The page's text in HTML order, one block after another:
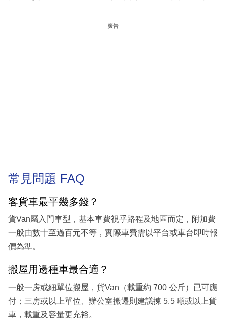
廣告
常見問題 FAQ
客貨車最平幾多錢？
貨Van屬入門車型，基本車費視乎路程及地區而定，附加費
一般由數十至過百元不等，實際車費需以平台或車台即時報
價為準。
搬屋用邊種車最合適？
一般一房或細單位搬屋，貨Van（載重約 700 公斤）已可應
付；三房或以上單位、辦公室搬遷則建議揀 5.5 噸或以上貨
車，載重及容量更充裕。